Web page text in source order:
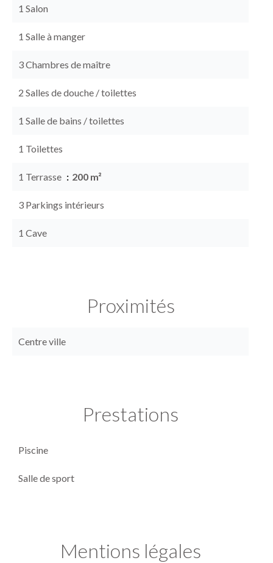
1 Salon
1 Salle à manger
3 Chambres de maître
2 Salles de douche / toilettes
1 Salle de bains / toilettes
1 Toilettes
1 Terrasse 200 m²
3 Parkings intérieurs
1 Cave
Proximités
Centre ville
Prestations
Piscine
Salle de sport
Mentions légales